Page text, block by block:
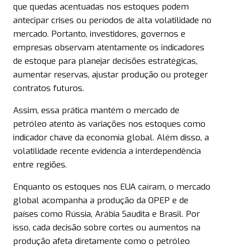
que quedas acentuadas nos estoques podem
antecipar crises ou períodos de alta volatilidade no
mercado. Portanto, investidores, governos e
empresas observam atentamente os indicadores
de estoque para planejar decisões estratégicas,
aumentar reservas, ajustar produção ou proteger
contratos futuros.
Assim, essa prática mantém o mercado de
petróleo atento às variações nos estoques como
indicador chave da economia global. Além disso, a
volatilidade recente evidencia a interdependência
entre regiões.
Enquanto os estoques nos EUA caíram, o mercado
global acompanha a produção da OPEP e de
países como Rússia, Arábia Saudita e Brasil. Por
isso, cada decisão sobre cortes ou aumentos na
produção afeta diretamente como o petróleo